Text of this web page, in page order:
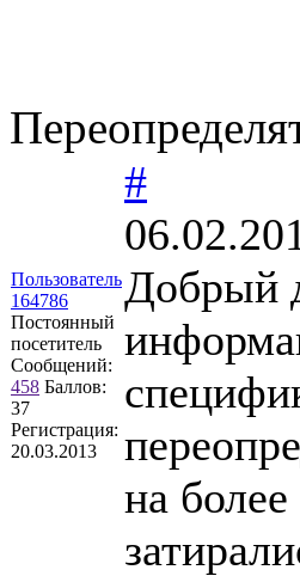
Пользователь
164786
Постоянный
посетитель
Сообщений:
458 Баллов:
37
Регистрация:
20.03.2013
#
Добрый
на